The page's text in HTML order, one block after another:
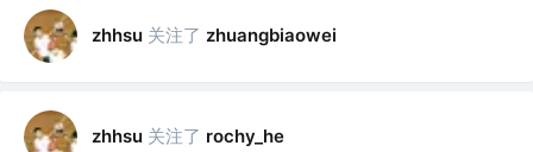
zhhsu 关注了 zhuangbiaowei
zhhsu 关注了 rochy_he